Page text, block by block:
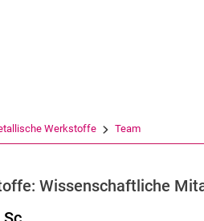
Werkstoffe Team
Wissenschaftliche